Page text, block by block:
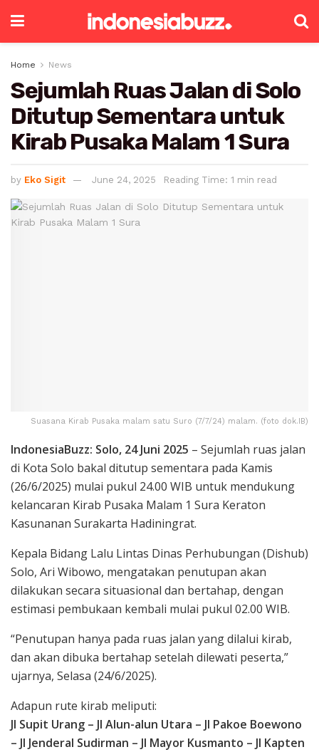
Home News
Sejumlah Ruas Jalan di Solo
Ditutup Sementara untuk
Kirab Pusaka Malam 1 Sura
by Eko Sigit June 24, 2025 Reading Time: 1 min read
Suasana Kirab Pusaka malam satu Suro (7/7/24) malam. (foto dok.IB)
IndonesiaBuzz: Solo, 24 Juni 2025 – Sejumlah ruas jalan
di Kota Solo bakal ditutup sementara pada Kamis
(26/6/2025) mulai pukul 24.00 WIB untuk mendukung
kelancaran Kirab Pusaka Malam 1 Sura Keraton
Kasunanan Surakarta Hadiningrat.
Kepala Bidang Lalu Lintas Dinas Perhubungan (Dishub)
Solo, Ari Wibowo, mengatakan penutupan akan
dilakukan secara situasional dan bertahap, dengan
estimasi pembukaan kembali mulai pukul 02.00 WIB.
“Penutupan hanya pada ruas jalan yang dilalui kirab,
dan akan dibuka bertahap setelah dilewati peserta,”
ujarnya, Selasa (24/6/2025).
Adapun rute kirab meliputi:
Jl Supit Urang – Jl Alun-alun Utara – Jl Pakoe Boewono
– Jl Jenderal Sudirman – Jl Mayor Kusmanto – Jl Kapten